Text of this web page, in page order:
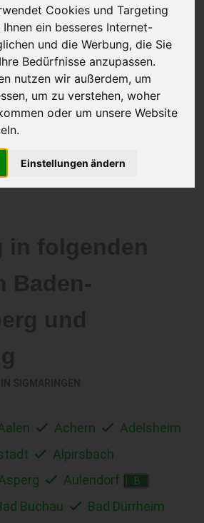
Cookies und Targeting
ein besseres Internet-
und die Werbung, die Sie
Bedürfnisse anzupassen.
nutzen wir außerdem, um
um zu verstehen, woher
oder um unsere Website
Einstellungen ändern
BEWERTUNG
für den Ankauf Ihres Autos inklusive der
Geld. Ihre Daten werden nicht mit Dritten
100% Sicherheit.
Achern
Adelsheim
Alpirsbach
Aulendorf B
Buchau
Bad Dürrheim